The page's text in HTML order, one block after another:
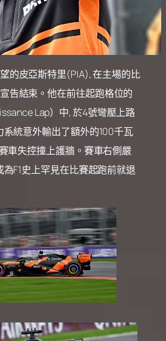
的皮亞斯特里(PIA), 在主場的比
告結束。他在前往起跑格位的
Lap）中, 於4號彎壓上路
系統意外輸出了額外的100千瓦
車失控撞上護牆。賽車右側嚴
F1史上罕見在比賽起跑前就退